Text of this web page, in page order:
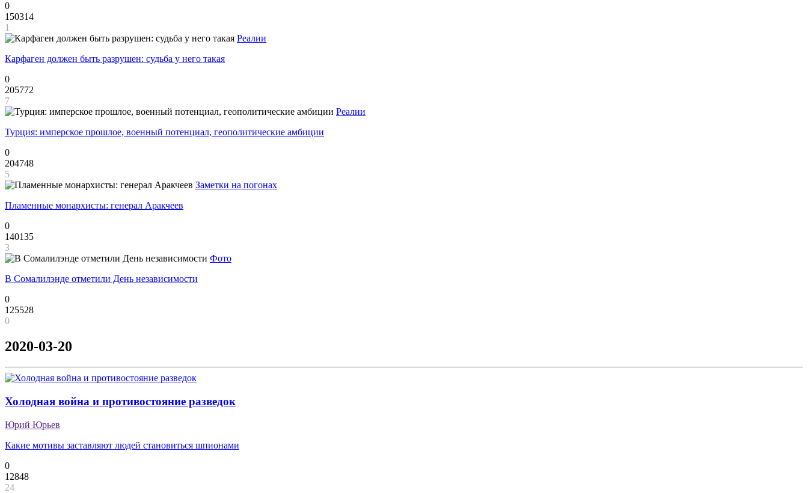
0
150314
1
Реалии
Карфаген должен быть разрушен: судьба у него такая
0
205772
7
Реалии
Турция: имперское прошлое, военный потенциал, геополитические амбиции
0
204748
5
Заметки на погонах
Пламенные монархисты: генерал Аракчеев
0
140135
3
Фото
В Сомалилэнде отметили День независимости
0
125528
0
2020-03-20
Холодная война и противостояние разведок
Юрий Юрьев
Какие мотивы заставляют людей становиться шпионами
0
12848
24